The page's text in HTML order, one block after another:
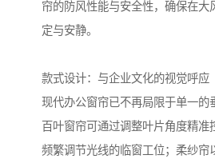
帘的防风性能与安全性，确保在大
定与安静。
款式设计：与企业文化的视觉呼应
现代办公窗帘已不再局限于单一的
百叶窗帘可通过调整叶片角度精准
频繁调节光线的临窗工位；柔纱帘